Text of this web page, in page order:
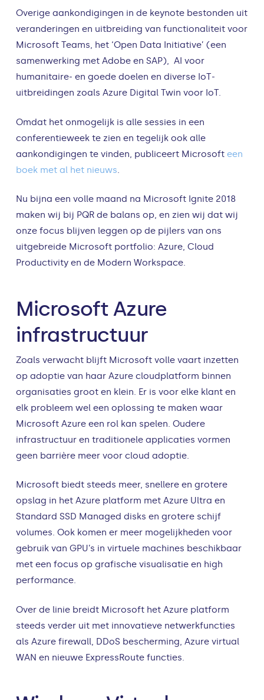
Overige aankondigingen in de keynote bestonden uit
veranderingen en uitbreiding van functionaliteit voor
Microsoft Teams, het ‘Open Data Initiative’ (een
samenwerking met Adobe en SAP), AI voor
humanitaire- en goede doelen en diverse IoT-
uitbreidingen zoals Azure Digital Twin voor IoT.
Omdat het onmogelijk is alle sessies in een
conferentieweek te zien en tegelijk ook alle
aankondigingen te vinden, publiceert Microsoft een
boek met al het nieuws
Nu bijna een volle maand na Microsoft Ignite 2018
maken wij bij PQR de balans op, en zien wij dat wij
onze focus blijven leggen op de pijlers van ons
uitgebreide Microsoft portfolio: Azure, Cloud
Productivity en de Modern Workspace.
Microsoft Azure
infrastructuur
Zoals verwacht blijft Microsoft volle vaart inzetten
op adoptie van haar Azure cloudplatform binnen
organisaties groot en klein. Er is voor elke klant en
elk probleem wel een oplossing te maken waar
Microsoft Azure een rol kan spelen. Oudere
infrastructuur en traditionele applicaties vormen
geen barrière meer voor cloud adoptie.
Microsoft biedt steeds meer, snellere en grotere
opslag in het Azure platform met Azure Ultra en
Standard SSD Managed disks en grotere schijf
volumes. Ook komen er meer mogelijkheden voor
gebruik van GPU’s in virtuele machines beschikbaar
met een focus op grafische visualisatie en high
performance.
Over de linie breidt Microsoft het Azure platform
steeds verder uit met innovatieve netwerkfuncties
als Azure firewall, DDoS bescherming, Azure virtual
WAN en nieuwe ExpressRoute functies.